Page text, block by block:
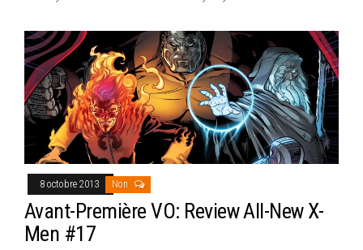
8 octobre 2013 Non
Avant-Première VO: Review All-New X-
Men #17